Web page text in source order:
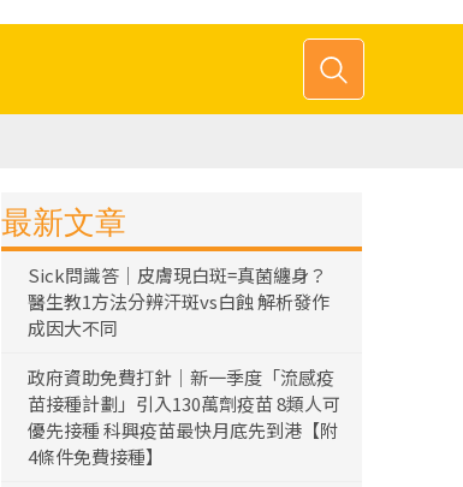
最新文章
Sick問識答｜皮膚現白斑=真菌纏身？
醫生教1方法分辨汗斑vs白蝕 解析發作
成因大不同
政府資助免費打針｜新一季度「流感疫
苗接種計劃」引入130萬劑疫苗 8類人可
優先接種 科興疫苗最快月底先到港【附
4條件免費接種】